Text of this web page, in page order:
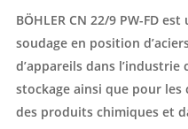
BÖHLER CN 22/9 PW-FD
soudage en position
d’appareils dans
stockage ainsi que pour
des produits chimiques et